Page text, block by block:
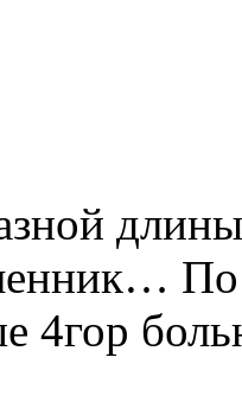
По
4гор